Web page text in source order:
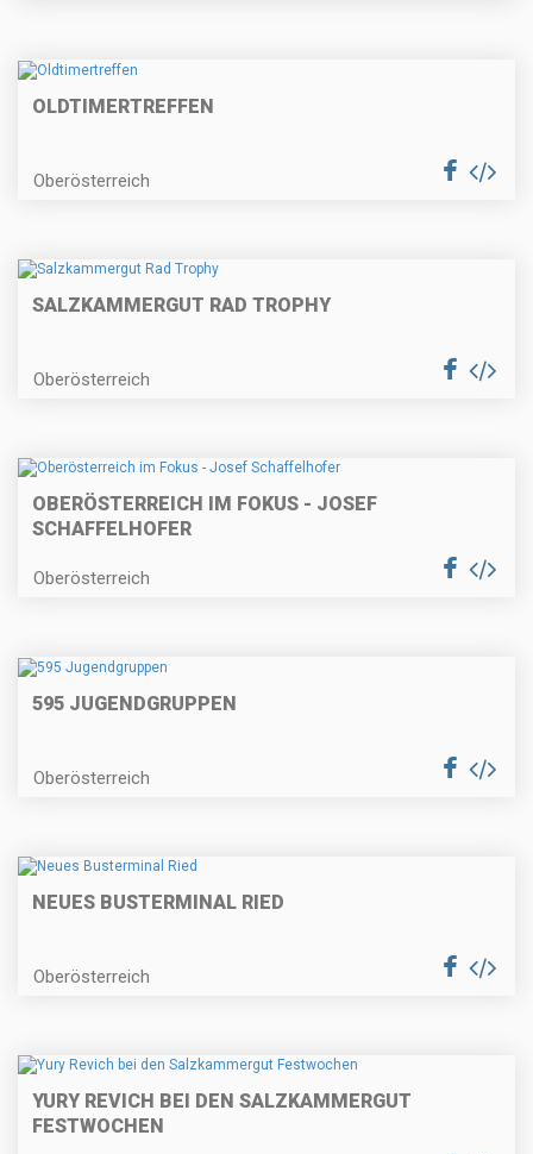
OLDTIMERTREFFEN
Oberösterreich
SALZKAMMERGUT RAD TROPHY
Oberösterreich
OBERÖSTERREICH IM FOKUS - JOSEF
SCHAFFELHOFER
Oberösterreich
595 JUGENDGRUPPEN
Oberösterreich
NEUES BUSTERMINAL RIED
Oberösterreich
YURY REVICH BEI DEN SALZKAMMERGUT
FESTWOCHEN